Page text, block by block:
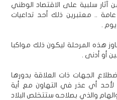
آثار سلبية على الاقتصاد الوطني
عامة .. معتبرين ذلك أحد تداعيات
.
هذه المرحلة ليكون ذلك مواكبا
أو أدنى .
الجهات ذات العلاقة بدورها
لأحد أي عذر في التهاون مع أية
والذي بصلاحه ستتخلص البلاد